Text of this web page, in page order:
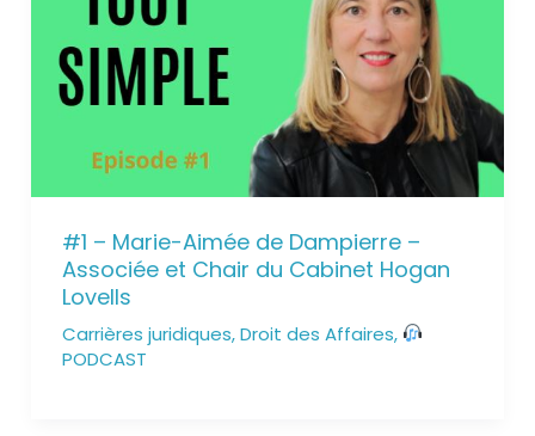
#1 – Marie-Aimée de Dampierre –
Associée et Chair du Cabinet Hogan
Lovells
Carrières juridiques,Droit des Affaires,
PODCAST